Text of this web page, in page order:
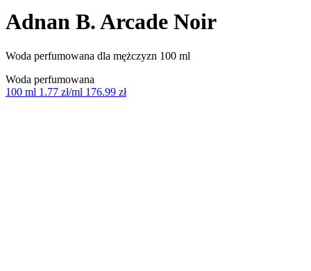
Adnan B. Arcade Noir
Woda perfumowana dla mężczyzn 100 ml
Woda perfumowana
100 ml 1.77 zł/ml 176.99 zł